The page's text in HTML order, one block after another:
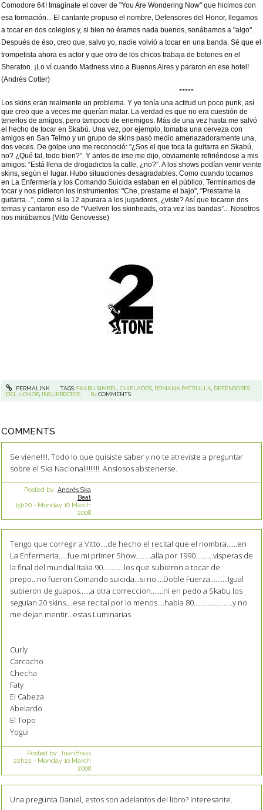
Comodore 64! Imaginate el cover de "You Are Wondering Now" que hicimos con
esa formación... El cantante propuso el nombre, Defensores del Honor, llegamos
a tocar en dos colegios y, si bien no éramos nada buenos, sonábamos a "algo".
Después de éso, creo que, salvo yo, nadie volvió a tocar en una banda. Sé que el
trompetista ahora es actor y que otro de los chicos trabaja de botones en el
Sheraton. ¡Lo ví cuando Madness vino a Buenos Aires y pararon en ese hotel!
(Andrés Cotter)
*****
Los skins eran realmente un problema. Y yo tenía una actitud un poco punk, así
que creo que a veces me querían matar. La verdad es que no era cuestión de
tenerlos de amigos, pero tampoco de enemigos. Más de una vez hasta me salvó
el hecho de tocar en Skabú. Una vez, por ejemplo, tomaba una cerveza con
amigos en San Telmo y un grupo de skins pasó medio amenazadoramente una,
dos veces. De golpe uno me reconoció: "¿Sos el que toca la guitarra en Skabú,
no? ¿Qué tal, todo bien?”. Y antes de irse me dijo, obviamente refiriéndose a mis
amigos: “Está llena de drogadictos la calle, ¿no?”. A los shows podían venir veinte
skins, según el lugar. Hubo situaciones desagradables. Como cuando tocamos
en La Enfermería y los Comando Suicida estaban en el público. Terminamos de
tocar y nos pidieron los instrumentos: "Che, prestame el bajo", "Prestame la
guitarra...", como si la 12 apurara a los jugadores, ¿viste? Así que tocaron dos
temas y cantaron eso de “Vuelven los skinheads, otra vez las bandas”... Nosotros
nos mirábamos (Vitto Genovesse)
PERMALINK TAGS:SKABU SIMBEL, CHIFLADOS, ROMANA PATRULLA, DEFENSORES
DEL HONOR, INSURRECTOS 84 COMMENTS
COMMENTS
Se viene!!!!. Todo lo que quisiste saber y no te atreviste a preguntar
sobre el Ska Nacional!!!!!!!!. Ansiosos abstenerse.
Posted by: Andrés Ska
Beat
15h20- Monday 10 March
2008
Tengo que corregir a Vitto....de hecho el recital que el nombra......en
La Enfermeria.....fue mi primer Show.........alla por 1990..........visperas de
la final del mundial Italia 90............los que subieron a tocar de
prepo...no fueron Comando suicida...si no....Doble Fuerza..........Igual
subieron de guapos......a otra correccion.......ni en pedo a Skabu los
seguian 20 skins....ese recital por lo menos....habia 80......................y no
me dejan mentir...estas Luminarias
Curly
Carcacho
Checha
Faty
El Cabeza
Abelardo
El Topo
Yogui
Posted by: JuanBrass
22h22 - Monday 10 March
2008
Una pregunta Daniel, estos son adelantos del libro? Interesante.